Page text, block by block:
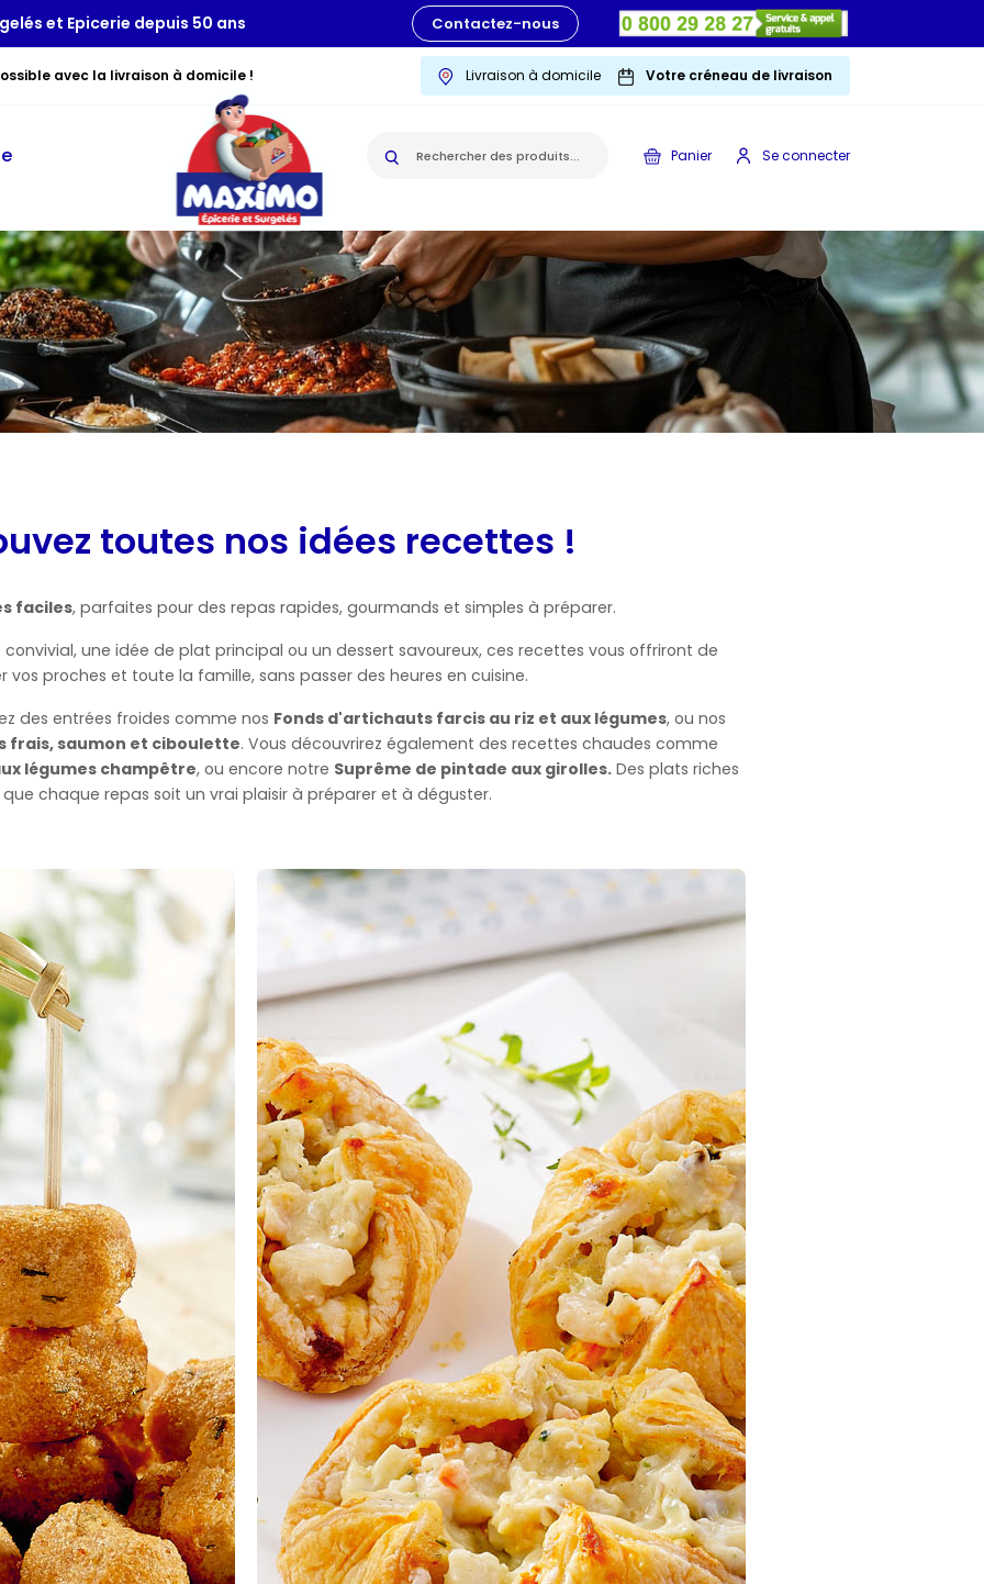
et Epicerie depuis 50 ans Contactez-nous
avec la livraison à domicile ! Livraison à domicile Votre créneau de livraison
Panier Se connecter
toutes nos idées recettes !
faciles, parfaites pour des repas rapides, gourmands et simples à préparer.
une idée de plat principal ou un dessert savoureux, ces recettes vous offriront de
proches et toute la famille, sans passer des heures en cuisine.
des entrées froides comme nos Fonds d'artichauts farcis au riz et aux légumes, ou nos
frais, saumon et ciboulette. Vous découvrirez également des recettes chaudes comme
légumes champêtre, ou encore notre Suprême de pintade aux girolles.Des plats riches
chaque repas soit un vrai plaisir à préparer et à déguster.